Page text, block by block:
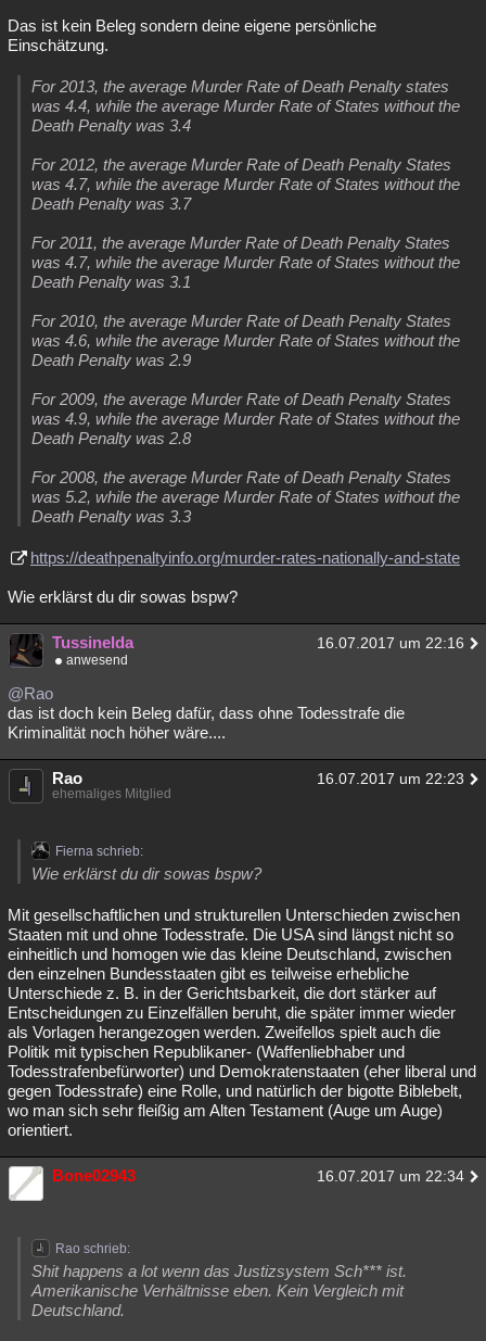
Das ist kein Beleg sondern deine eigene persönliche
Einschätzung.
For 2013, the average Murder Rate of Death Penalty states
was 4.4, while the average Murder Rate of States without the
Death Penalty was 3.4
For 2012, the average Murder Rate of Death Penalty States
was 4.7, while the average Murder Rate of States without the
Death Penalty was 3.7
For 2011, the average Murder Rate of Death Penalty States
was 4.7, while the average Murder Rate of States without the
Death Penalty was 3.1
For 2010, the average Murder Rate of Death Penalty States
was 4.6, while the average Murder Rate of States without the
Death Penalty was 2.9
For 2009, the average Murder Rate of Death Penalty States
was 4.9, while the average Murder Rate of States without the
Death Penalty was 2.8
For 2008, the average Murder Rate of Death Penalty States
was 5.2, while the average Murder Rate of States without the
Death Penalty was 3.3
https://deathpenaltyinfo.org/murder-rates-nationally-and-state
Wie erklärst du dir sowas bspw?
Tussinelda 16.07.2017 um 22:16
anwesend
@Rao
das ist doch kein Beleg dafür, dass ohne Todesstrafe die
Kriminalität noch höher wäre....
Rao 16.07.2017 um 22:23
ehemaliges Mitglied
Fierna schrieb:
Wie erklärst du dir sowas bspw?
Mit gesellschaftlichen und strukturellen Unterschieden zwischen
Staaten mit und ohne Todesstrafe. Die USA sind längst nicht so
einheitlich und homogen wie das kleine Deutschland, zwischen
den einzelnen Bundesstaaten gibt es teilweise erhebliche
Unterschiede z. B. in der Gerichtsbarkeit, die dort stärker auf
Entscheidungen zu Einzelfällen beruht, die später immer wieder
als Vorlagen herangezogen werden. Zweifellos spielt auch die
Politik mit typischen Republikaner- (Waffenliebhaber und
Todesstrafenbefürworter) und Demokratenstaaten (eher liberal und
gegen Todesstrafe) eine Rolle, und natürlich der bigotte Biblebelt,
wo man sich sehr fleißig am Alten Testament (Auge um Auge)
orientiert.
Bone02943 16.07.2017 um 22:34
Rao schrieb:
Shit happens a lot wenn das Justizsystem Sch*** ist.
Amerikanische Verhältnisse eben. Kein Vergleich mit
Deutschland.